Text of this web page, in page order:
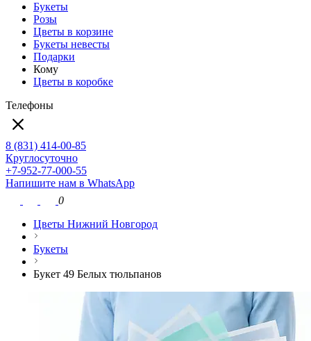
Букеты
Розы
Цветы в корзине
Букеты невесты
Подарки
Кому
Цветы в коробке
Телефоны
8 (831) 414-00-85
Круглосуточно
+7-952-77-000-55
Напишите нам в WhatsApp
0
Цветы Нижний Новгород
Букеты
Букет 49 Белых тюльпанов